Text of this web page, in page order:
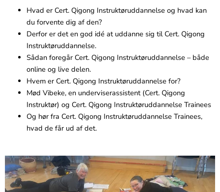
Hvad er Cert. Qigong Instruktøruddannelse og hvad kan
du forvente dig af den?
Derfor er det en god idé at uddanne sig til Cert. Qigong
Instruktøruddannelse.
Sådan foregår Cert. Qigong Instruktøruddannelse – både
online og live delen.
Hvem er Cert. Qigong Instruktøruddannelse for?
Mød Vibeke, en underviserassistent (Cert. Qigong
Instruktør) og Cert. Qigong Instruktøruddannelse Trainees
Og hør fra Cert. Qigong Instruktøruddannelse Trainees,
hvad de får ud af det.